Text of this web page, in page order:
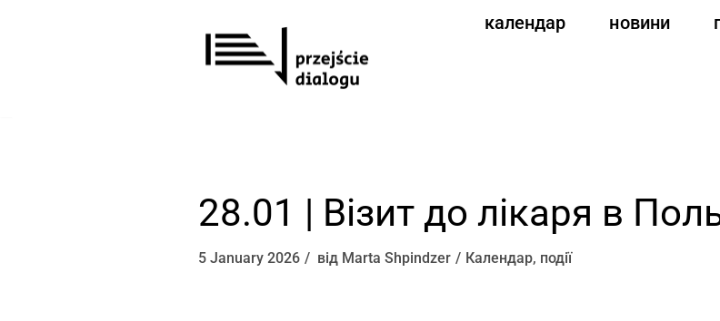
календар новини
28.01 | Візит до лікаря в
5 January 2026 від Marta Shpindzer Календар, події